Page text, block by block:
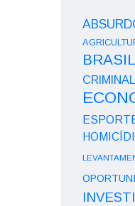
BRASIL
CRIMINAL